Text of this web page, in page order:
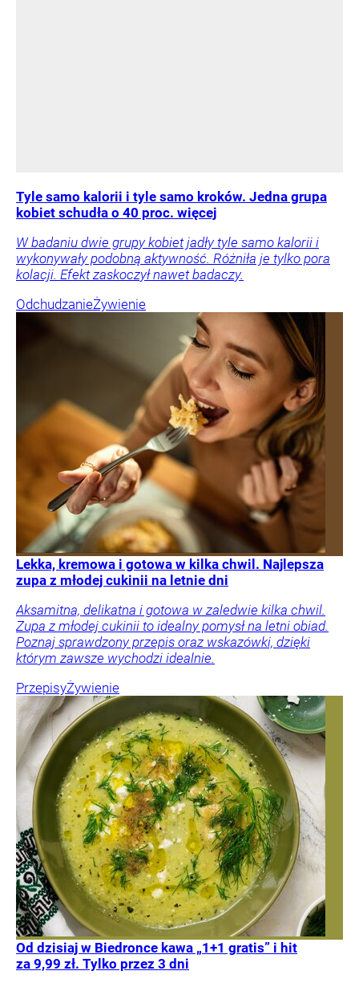
Tyle samo kalorii i tyle samo kroków. Jedna grupa
kobiet schudła o 40 proc. więcej
W badaniu dwie grupy kobiet jadły tyle samo kalorii i
wykonywały podobną aktywność. Różniła je tylko pora
kolacji. Efekt zaskoczył nawet badaczy.
OdchudzanieŻywienie
Lekka, kremowa i gotowa w kilka chwil. Najlepsza
zupa z młodej cukinii na letnie dni
Aksamitna, delikatna i gotowa w zaledwie kilka chwil.
Zupa z młodej cukinii to idealny pomysł na letni obiad.
Poznaj sprawdzony przepis oraz wskazówki, dzięki
którym zawsze wychodzi idealnie.
PrzepisyŻywienie
Od dzisiaj w Biedronce kawa „1+1 gratis” i hit
za 9,99 zł. Tylko przez 3 dni